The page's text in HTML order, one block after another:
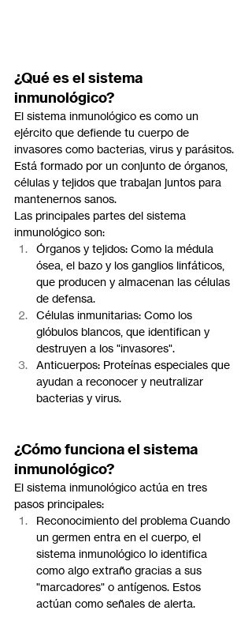
¿Qué es el sistema
inmunológico?
El sistema inmunológico es como un
ejército que defiende tu cuerpo de
invasores como bacterias, virus y parásitos.
Está formado por un conjunto de órganos,
células y tejidos que trabajan juntos para
mantenernos sanos.
Las principales partes del sistema
inmunológico son:
Órganos y tejidos: Como la médula
ósea, el bazo y los ganglios linfáticos,
que producen y almacenan las células
de defensa.
Células inmunitarias: Como los
glóbulos blancos, que identifican y
destruyen a los "invasores".
Anticuerpos: Proteínas especiales que
ayudan a reconocer y neutralizar
bacterias y virus.
¿Cómo funciona el sistema
inmunológico?
El sistema inmunológico actúa en tres
pasos principales:
Reconocimiento del problema Cuando
un germen entra en el cuerpo, el
sistema inmunológico lo identifica
como algo extraño gracias a sus
"marcadores" o antígenos. Estos
actúan como señales de alerta.